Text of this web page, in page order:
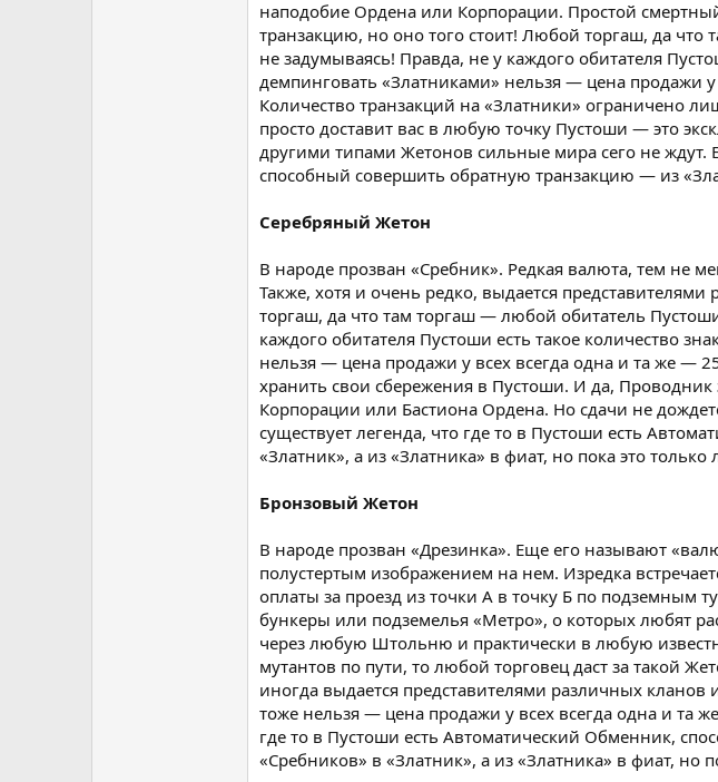
наподобие Ордена или Корпорации. Простой
транзакцию, но оно того стоит! Любой торгаш, да что
не задумываясь! Правда, не у каждого обитателя
демпинговать «Златниками» нельзя — цена продажи
Количество транзакций на «Златники» ограничено
просто доставит вас в любую точку Пустоши — это
другими типами Жетонов сильные мира сего не ждут.
способный совершить обратную транзакцию — из
Серебряный Жетон
В народе прозван «Сребник». Редкая валюта, тем не
Также, хотя и очень редко, выдается
торгаш, да что там торгаш — любой обитатель
каждого обитателя Пустоши есть такое количество
нельзя — цена продажи у всех всегда одна и та же —
хранить свои сбережения в Пустоши. И да,
Корпорации или Бастиона Ордена. Но сдачи не
существует легенда, что где то в Пустоши есть
«Златник», а из «Златника» в фиат, но пока это только
Бронзовый Жетон
В народе прозван «Дрезинка». Еще его называют
полустертым изображением на нем. Изредка
оплаты за проезд из точки А в точку Б по подземным
бункеры или подземелья «Метро», о которых любят
через любую Штольню и практически в любую
мутантов по пути, то любой торговец даст за такой
иногда выдается представителями различных
тоже нельзя — цена продажи у всех всегда одна и та
где то в Пустоши есть Автоматический Обменник,
«Сребников» в «Златник», а из «Златника» в фиат, но